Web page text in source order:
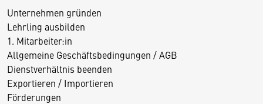
Unternehmen gründen
Lehrling ausbilden
1. Mitarbeiter:in
Allgemeine Geschäftsbedingungen / AGB
Dienstverhältnis beenden
Exportieren / Importieren
Förderungen